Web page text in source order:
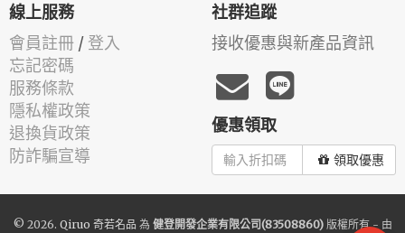
線上服務
會員註冊 / 登入
忘記密碼
服務條款
隱私權政策
退換貨政策
防詐騙宣導
社群追蹤
接收優惠與新產品資訊
優惠領取
領取優惠
© 2026. Qiruo 奇若名品 為 健登開發企業有限公司(83508860)版權所有 - 由